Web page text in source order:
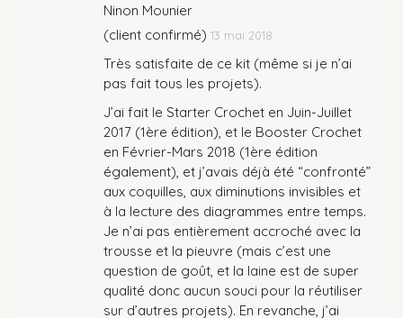
Note
sur
5Ninon Mounier
(client confirmé) 13 mai 2018
Très satisfaite de ce kit (même si je n’ai
pas fait tous les projets).
J’ai fait le Starter Crochet en Juin-Juillet
2017 (1ère édition), et le Booster Crochet
en Février-Mars 2018 (1ère édition
également), et j’avais déjà été “confronté”
aux coquilles, aux diminutions invisibles et
à la lecture des diagrammes entre temps.
Je n’ai pas entièrement accroché avec la
trousse et la pieuvre (mais c’est une
question de goût, et la laine est de super
qualité donc aucun souci pour la réutiliser
sur d’autres projets). En revanche, j’ai